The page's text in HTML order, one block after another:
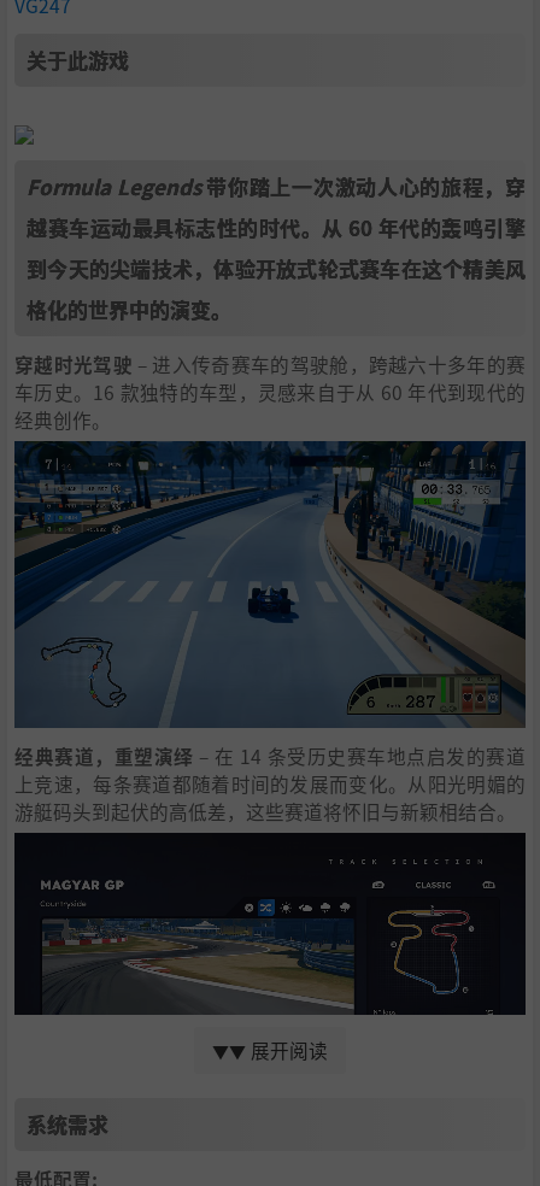
关于此游戏
Formula Legends带你踏上一次激动人心的旅程，穿
越赛车运动最具标志性的时代。从 60 年代的轰鸣引擎
到今天的尖端技术，体验开放式轮式赛车在这个精美风
格化的世界中的演变。
穿越时光驾驶 – 进入传奇赛车的驾驶舱，跨越六十多年的赛
车历史。16 款独特的车型，灵感来自于从 60 年代到现代的
经典创作。
经典赛道，重塑演绎 – 在 14 条受历史赛车地点启发的赛道
上竞速，每条赛道都随着时间的发展而变化。从阳光明媚的
游艇码头到起伏的高低差，这些赛道将怀旧与新颖相结合。
要求你不仅仅是速度。精细调校你的赛车技艺，从电池管理
▼▼ 展开阅读
系统需求
最低配置: